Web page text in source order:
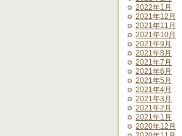
2022年1月
2021年12月
2021年11月
2021年10月
2021年9月
2021年8月
2021年7月
2021年6月
2021年5月
2021年4月
2021年3月
2021年2月
2021年1月
2020年12月